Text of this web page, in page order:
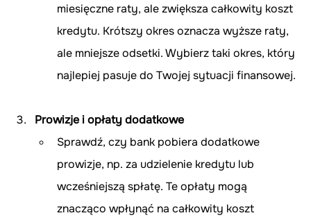
miesięczne raty, ale zwiększa całkowity koszt
kredytu. Krótszy okres oznacza wyższe raty,
ale mniejsze odsetki. Wybierz taki okres, który
najlepiej pasuje do Twojej sytuacji finansowej.
Prowizje i opłaty dodatkowe
Sprawdź, czy bank pobiera dodatkowe
prowizje, np. za udzielenie kredytu lub
wcześniejszą spłatę. Te opłaty mogą
znacząco wpłynąć na całkowity koszt